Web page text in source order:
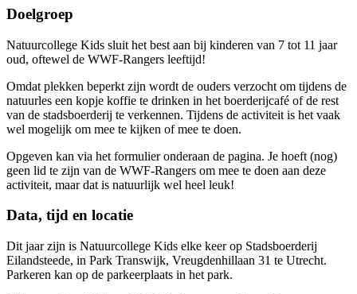
Doelgroep
Natuurcollege Kids sluit het best aan bij kinderen van 7 tot 11 jaar
oud, oftewel de WWF-Rangers leeftijd!
Omdat plekken beperkt zijn wordt de ouders verzocht om tijdens de
natuurles een kopje koffie te drinken in het boerderijcafé of de rest
van de stadsboerderij te verkennen. Tijdens de activiteit is het vaak
wel mogelijk om mee te kijken of mee te doen.
Opgeven kan via het formulier onderaan de pagina. Je hoeft (nog)
geen lid te zijn van de WWF-Rangers om mee te doen aan deze
activiteit, maar dat is natuurlijk wel heel leuk!
Data, tijd en locatie
Dit jaar zijn is Natuurcollege Kids elke keer op Stadsboerderij
Eilandsteede, in Park Transwijk, Vreugdenhillaan 31 te Utrecht.
Parkeren kan op de parkeerplaats in het park.